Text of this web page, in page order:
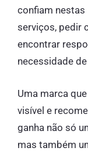
confiam
serviços, pedir
encontrar
necessidade
Uma marca
visível e
ganha não só
mas também